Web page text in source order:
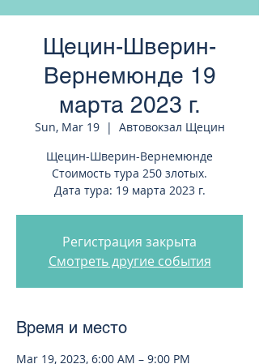
Щецин-Шверин-
Вернемюнде 19
марта 2023 г.
Sun, Mar 19
  |
Автовокзал Щецин
Щецин-Шверин-Вернемюнде
Стоимость тура 250 злотых.
Дата тура: 19 марта 2023 г.
Регистрация закрыта
Смотреть другие события
Время и место
Mar 19, 2023, 6:00 AM – 9:00 PM